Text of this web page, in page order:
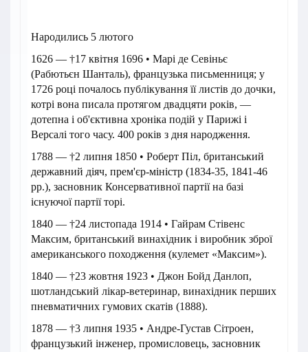
Народились 5 лютого
1626 — †17 квітня 1696 • Марі де Севіньє
(Рабютьєн Шанталь), французька письменниця; у
1726 році почалось публікування її листів до дочки,
котрі вона писала протягом двадцяти років, —
дотепна і об'єктивна хроніка подій у Парижі і
Версалі того часу. 400 років з дня народження.
1788 — †2 липня 1850 • Роберт Піл, британський
державний діяч, прем'єр-міністр (1834-35, 1841-46
рр.), засновник Консервативної партії на базі
існуючої партії торі.
1840 — †24 листопада 1914 • Гайрам Стівенс
Максим, британський винахідник і виробник зброї
американського походження (кулемет «Максим»).
1840 — †23 жовтня 1923 • Джон Бойд Данлоп,
шотландський лікар-ветеринар, винахідник перших
пневматичних гумових скатів (1888).
1878 — †3 липня 1935 • Андре-Густав Сітроен,
французький інженер, промисловець, засновник